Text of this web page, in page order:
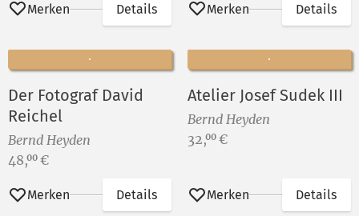
Merken Details Merken Details
Der Fotograf David
Reichel
Bernd Heyden
Preis:
48,00 €
Merken Details
Atelier Josef Sudek III
Bernd Heyden
Preis:
32,00 €
Merken Details